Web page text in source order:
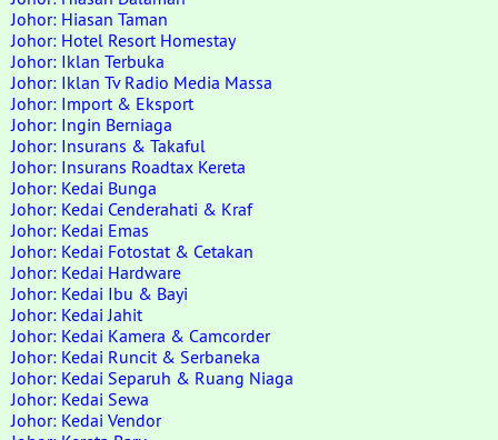
Johor: Hiasan Taman
Johor: Hotel Resort Homestay
Johor: Iklan Terbuka
Johor: Iklan Tv Radio Media Massa
Johor: Import & Eksport
Johor: Ingin Berniaga
Johor: Insurans & Takaful
Johor: Insurans Roadtax Kereta
Johor: Kedai Bunga
Johor: Kedai Cenderahati & Kraf
Johor: Kedai Emas
Johor: Kedai Fotostat & Cetakan
Johor: Kedai Hardware
Johor: Kedai Ibu & Bayi
Johor: Kedai Jahit
Johor: Kedai Kamera & Camcorder
Johor: Kedai Runcit & Serbaneka
Johor: Kedai Separuh & Ruang Niaga
Johor: Kedai Sewa
Johor: Kedai Vendor